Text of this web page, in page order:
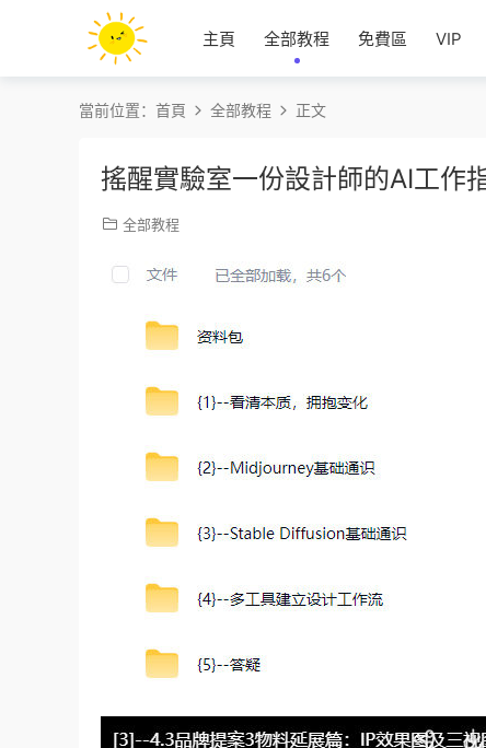
主頁 全部教程 免費區 VIP
當前位置： 首頁 全部教程 正文
搖醒實驗室一份設計師的AI工作
全部教程